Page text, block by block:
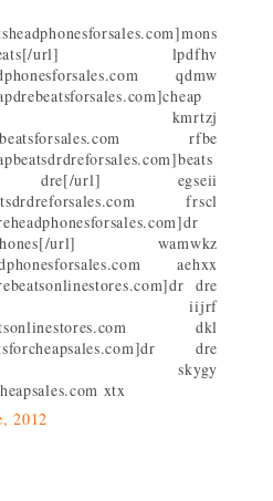
url] lpdfhv
qdmw
kmrtzj
rfbe
url] egseii
frscl
url] wamwkz
aehxx
dre
url] iijrf
dkl
dre
skygy
xtx
2012